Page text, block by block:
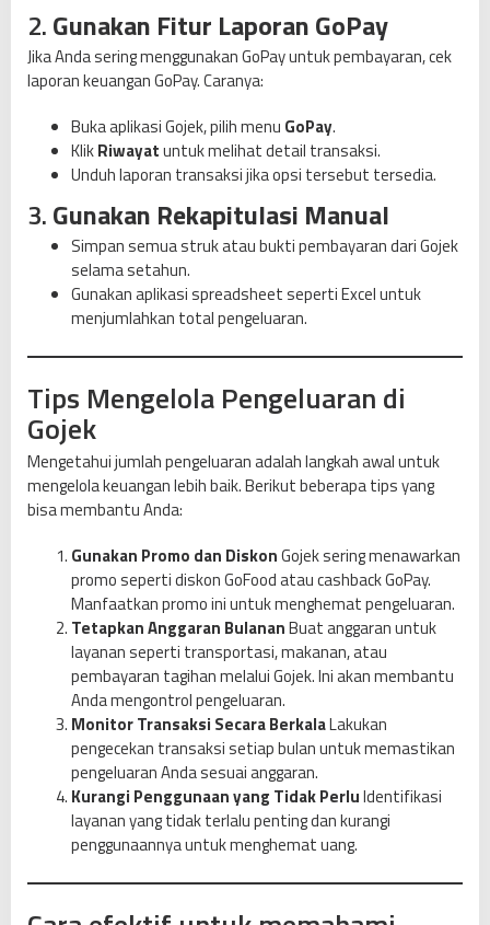
2.Gunakan Fitur Laporan GoPay
Jika Anda sering menggunakan GoPay untuk pembayaran, cek
laporan keuangan GoPay. Caranya:
Buka aplikasi Gojek, pilih menu GoPay.
KlikRiwayatuntuk melihat detail transaksi.
Unduh laporan transaksi jika opsi tersebut tersedia.
3.Gunakan Rekapitulasi Manual
Simpan semua struk atau bukti pembayaran dari Gojek
selama setahun.
Gunakan aplikasi spreadsheet seperti Excel untuk
menjumlahkan total pengeluaran.
Tips Mengelola Pengeluaran di
Gojek
Mengetahui jumlah pengeluaran adalah langkah awal untuk
mengelola keuangan lebih baik. Berikut beberapa tips yang
bisa membantu Anda:
Gunakan Promo dan DiskonGojek sering menawarkan
promo seperti diskon GoFood atau cashback GoPay.
Manfaatkan promo ini untuk menghemat pengeluaran.
Tetapkan Anggaran BulananBuat anggaran untuk
layanan seperti transportasi, makanan, atau
pembayaran tagihan melalui Gojek. Ini akan membantu
Anda mengontrol pengeluaran.
Monitor Transaksi Secara BerkalaLakukan
pengecekan transaksi setiap bulan untuk memastikan
pengeluaran Anda sesuai anggaran.
Kurangi Penggunaan yang Tidak PerluIdentifikasi
layanan yang tidak terlalu penting dan kurangi
penggunaannya untuk menghemat uang.